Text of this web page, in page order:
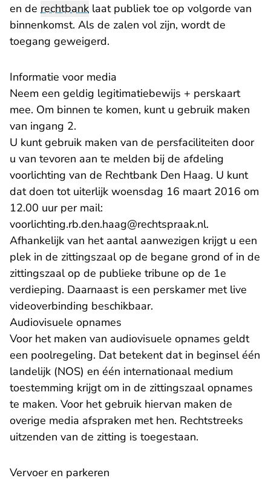
en de rechtbank laat publiek toe op volgorde van
binnenkomst. Als de zalen vol zijn, wordt de
toegang geweigerd.
Informatie voor media
Neem een geldig legitimatiebewijs + perskaart
mee. Om binnen te komen, kunt u gebruik maken
van ingang 2.
U kunt gebruik maken van de persfaciliteiten door
u van tevoren aan te melden bij de afdeling
voorlichting van de Rechtbank Den Haag. U kunt
dat doen tot uiterlijk woensdag 16 maart 2016 om
12.00 uur per mail:
voorlichting.rb.den.haag@rechtspraak.nl- U verlaat
.
Afhankelijk van het aantal aanwezigen krijgt u een
plek in de zittingszaal op de begane grond of in de
zittingszaal op de publieke tribune op de 1e
verdieping. Daarnaast is een perskamer met live
videoverbinding beschikbaar.
Audiovisuele opnames
Voor het maken van audiovisuele opnames geldt
een poolregeling. Dat betekent dat in beginsel één
landelijk (NOS) en één internationaal medium
toestemming krijgt om in de zittingszaal opnames
te maken. Voor het gebruik hiervan maken de
overige media afspraken met hen. Rechtstreeks
uitzenden van de zitting is toegestaan.
Vervoer en parkeren